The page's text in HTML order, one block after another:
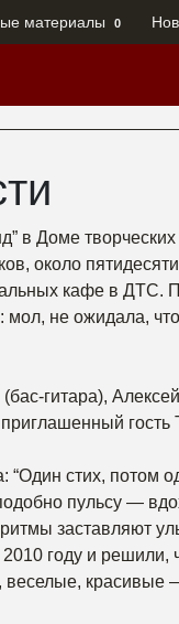
материалы 0
в Доме
около
кафе в ДТС.
не ожидала,
(бас-гитара),
гость
стих, потом
пульсу —
заставляют
году и решили,
красивые